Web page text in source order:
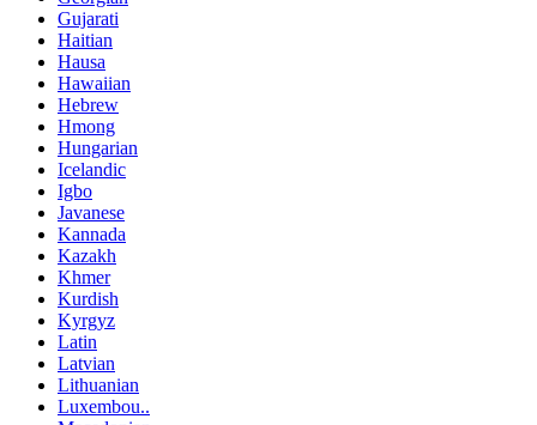
Gujarati
Haitian
Hausa
Hawaiian
Hebrew
Hmong
Hungarian
Icelandic
Igbo
Javanese
Kannada
Kazakh
Khmer
Kurdish
Kyrgyz
Latin
Latvian
Lithuanian
Luxembou..